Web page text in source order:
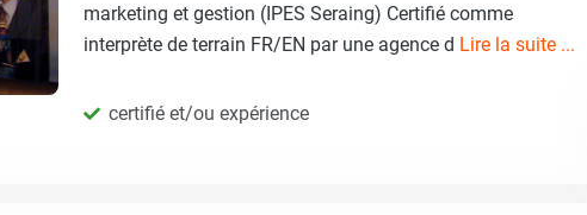
marketing et gestion (IPES Seraing) Certifié comme
interprète de terrain FR/EN par une agence d Lire la suite ...
certifié et/ou expérience